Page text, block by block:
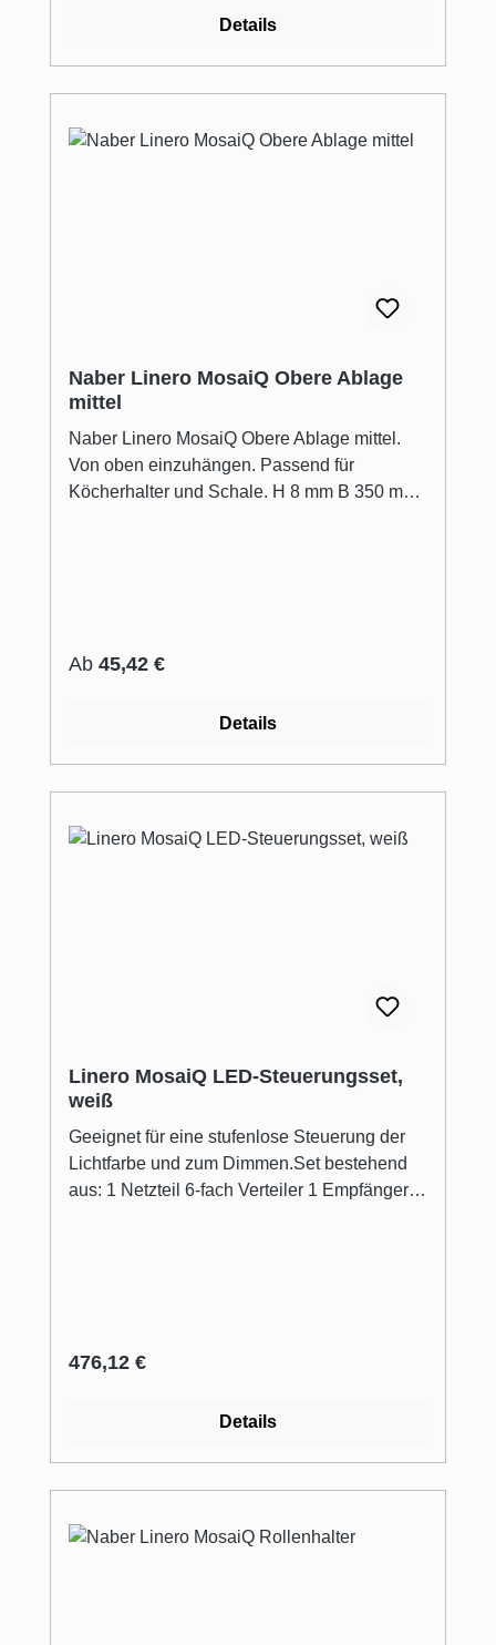
Details
Naber Linero MosaiQ Obere Ablage
mittel
Naber Linero MosaiQ Obere Ablage mittel.
Von oben einzuhängen. Passend für
Köcherhalter und Schale. H 8 mm B 350 mm
Regulärer Preis:
Ab 45,42 €
Details
Linero MosaiQ LED-Steuerungsset,
weiß
Geeignet für eine stufenlose Steuerung der
Lichtfarbe und zum Dimmen.Set bestehend
aus: 1 Netzteil 6-fach Verteiler 1 Empfänger 1
Regulärer Preis:
476,12 €
Details